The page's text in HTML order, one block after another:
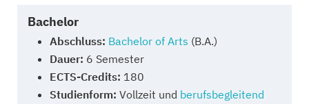
Bachelor
Abschluss: Bachelor of Arts (B.A.)
Dauer: 6 Semester
ECTS-Credits: 180
Studienform: Vollzeit und berufsbegleitend